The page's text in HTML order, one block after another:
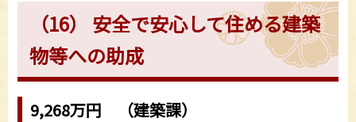
（16） 安全で安心して住める建築
物等への助成
9,268万円 （建築課）